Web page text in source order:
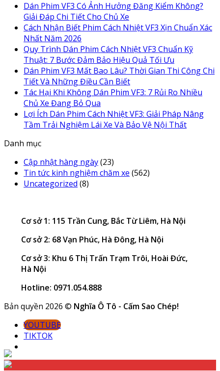
Dán Phim VF3 Có Ảnh Hưởng Đăng Kiểm Không?
Giải Đáp Chi Tiết Cho Chủ Xe
Cách Nhận Biết Phim Cách Nhiệt VF3 Xịn Chuẩn Xác
Nhất Năm 2026
Quy Trình Dán Phim Cách Nhiệt VF3 Chuẩn Kỹ
Thuật: 7 Bước Đảm Bảo Hiệu Quả Tối Ưu
Dán Phim VF3 Mất Bao Lâu? Thời Gian Thi Công Chi
Tiết Và Những Điều Cần Biết
Tác Hại Khi Không Dán Phim VF3: 7 Rủi Ro Nhiều
Chủ Xe Đang Bỏ Qua
Lợi Ích Dán Phim Cách Nhiệt VF3: Giải Pháp Nâng
Tầm Trải Nghiệm Lái Xe Và Bảo Vệ Nội Thất
Danh mục
Cập nhật hàng ngày(23)
Tin tức kinh nghiệm chăm xe (562)
Uncategorized (8)
Cơ sở 1: 115 Trần Cung, Bắc Từ Liêm, Hà Nội
Cơ sở 2: 68 Vạn Phúc, Hà Đông, Hà Nội
Cơ sở 3: Khu 6 Thị Trấn Trạm Trôi, Hoài Đức,
Hà Nội
Hotline: 0971.054.888
Bản quyền 2026 © Nghĩa Ô Tô - Cấm Sao Chép!
YOUTUBE
TIKTOK